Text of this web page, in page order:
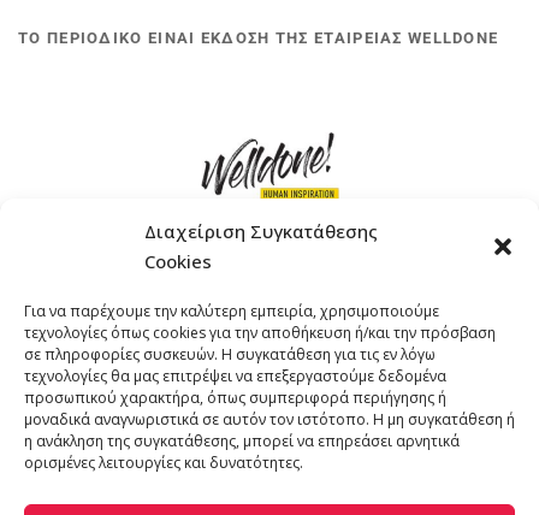
Διαχείριση Συγκατάθεσης
Cookies
Για να παρέχουμε την καλύτερη εμπειρία, χρησιμοποιούμε
τεχνολογίες όπως cookies για την αποθήκευση ή/και την πρόσβαση
σε πληροφορίες συσκευών. Η συγκατάθεση για τις εν λόγω
τεχνολογίες θα μας επιτρέψει να επεξεργαστούμε δεδομένα
προσωπικού χαρακτήρα, όπως συμπεριφορά περιήγησης ή
μοναδικά αναγνωριστικά σε αυτόν τον ιστότοπο. Η μη συγκατάθεση ή
η ανάκληση της συγκατάθεσης, μπορεί να επηρεάσει αρνητικά
ορισμένες λειτουργίες και δυνατότητες.
ΤΟ ΠΕΡΙΟΔΙΚΟ ΕΙΝΑΙ ΕΚΔΟΣΗ ΤΗΣ ΕΤΑΙΡΕΙΑΣ WELLDONE
ΤΗΛΕΦΩΝΟ: +30 211 4021758
EMAIL:info@welldone.com.gr